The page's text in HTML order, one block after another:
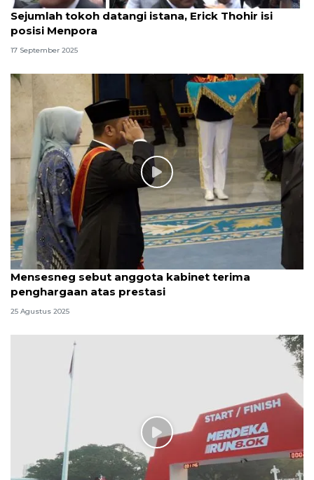
Sejumlah tokoh datangi istana, Erick Thohir isi
posisi Menpora
17 September 2025
Mensesneg sebut anggota kabinet terima
penghargaan atas prestasi
25 Agustus 2025